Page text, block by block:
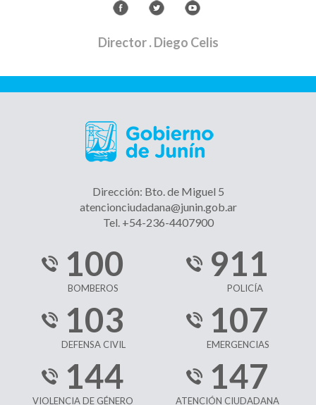
Director. Diego Celis
Dirección: Bto. de Miguel 5
atencionciudadana@junin.gob.ar
Tel. +54-236-4407900
100
BOMBEROS
911
POLICÍA
103
DEFENSA CIVIL
107
EMERGENCIAS
144
VIOLENCIA DE GÉNERO
147
ATENCIÓN CIUDADANA